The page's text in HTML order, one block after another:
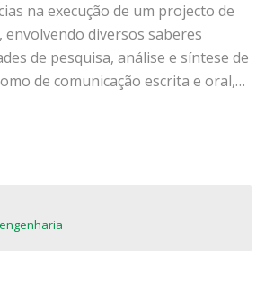
na execução de um projecto de
diversos saberes
de pesquisa, análise e síntese de
de comunicação escrita e oral,